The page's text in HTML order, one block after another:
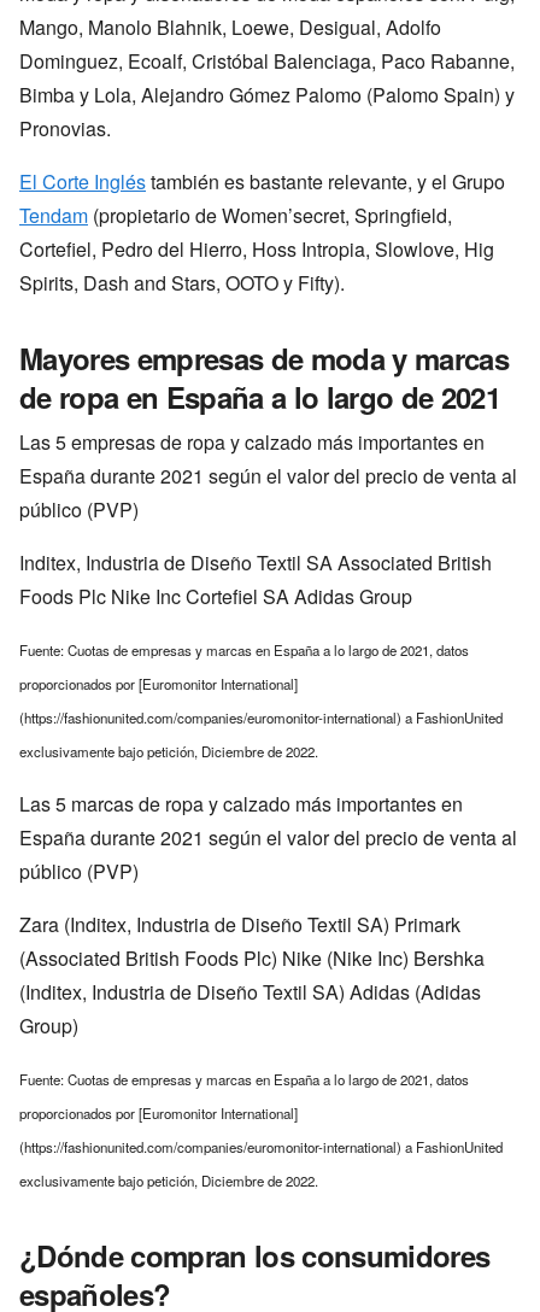
Mango, Manolo Blahnik, Loewe, Desigual, Adolfo
Dominguez, Ecoalf, Cristóbal Balenciaga, Paco Rabanne,
Bimba y Lola, Alejandro Gómez Palomo (Palomo Spain) y
Pronovias.
El Corte Ingléstambién es bastante relevante, y el Grupo
Tendam (propietario de Women’secret, Springfield,
Cortefiel, Pedro del Hierro, Hoss Intropia, Slowlove, Hig
Spirits, Dash and Stars, OOTO y Fifty).
Mayores empresas de moda y marcas
de ropa en España a lo largo de 2021
Las 5 empresas de ropa y calzado más importantes en
España durante 2021 según el valor del precio de venta al
público (PVP)
Inditex, Industria de Diseño Textil SA Associated British
Foods Plc Nike Inc Cortefiel SA Adidas Group
Fuente: Cuotas de empresas y marcas en España a lo largo de 2021, datos
proporcionados por [Euromonitor International]
(https://fashionunited.com/companies/euromonitor-international) a FashionUnited
exclusivamente bajo petición, Diciembre de 2022.
Las 5 marcas de ropa y calzado más importantes en
España durante 2021 según el valor del precio de venta al
público (PVP)
Zara (Inditex, Industria de Diseño Textil SA) Primark
(Associated British Foods Plc) Nike (Nike Inc) Bershka
(Inditex, Industria de Diseño Textil SA) Adidas (Adidas
Group)
Fuente: Cuotas de empresas y marcas en España a lo largo de 2021, datos
proporcionados por [Euromonitor International]
(https://fashionunited.com/companies/euromonitor-international) a FashionUnited
exclusivamente bajo petición, Diciembre de 2022.
¿Dónde compran los consumidores
españoles?